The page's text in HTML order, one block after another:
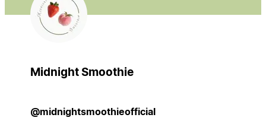
Midnight Smoothie
@midnightsmoothieofficial